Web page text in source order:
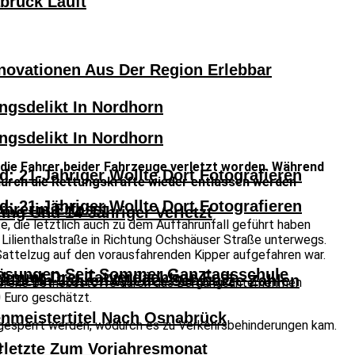
Aus Der Region Erlebbar
In Nordhorn
21-Jähriger Wollte Dort Fotografieren
Seit Sommer Ganztagsschule
In Nordhorn
21-Jähriger Wollte Dort Fotografieren
Erfasst
Drei Tatverdächtige Fest
Und 14-Jähriger Verletzt
Zehn Jahren Wieder Schwarze Zahlen
Zum Vorjahresmonat
Nach Osnabrück
Fahrer beider Fahrzeuge verletzt worden. Während
die Rettungskräfte wieder entlassen werden
die letztlich auch zu dem Auffahrunfall geführt haben
in Richtung Ochshäuser Straße unterwegs.
auf den vorausfahrenden Kipper aufgefahren war.
Betriebsstoffe durch das Bergungsunternehmen
Euro geschätzt.
werden, wodurch es zu Verkehrsbehinderungen kam.